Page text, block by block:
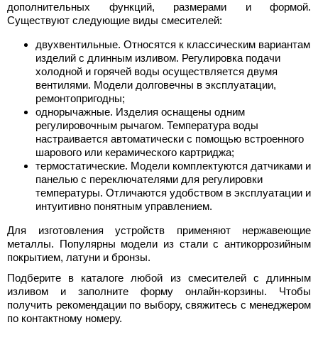
дополнительных функций, размерами и формой.
Существуют следующие виды смесителей:
двухвентильные. Относятся к классическим вариантам
изделий с длинным изливом. Регулировка подачи
холодной и горячей воды осуществляется двумя
вентилями. Модели долговечны в эксплуатации,
ремонтопригодны;
однорычажные. Изделия оснащены одним
регулировочным рычагом. Температура воды
настраивается автоматически с помощью встроенного
шарового или керамического картриджа;
термостатические. Модели комплектуются датчиками и
панелью с переключателями для регулировки
температуры. Отличаются удобством в эксплуатации и
интуитивно понятным управлением.
Для изготовления устройств применяют нержавеющие
металлы. Популярны модели из стали с антикоррозийным
покрытием, латуни и бронзы.
Подберите в каталоге любой из смесителей с длинным
изливом и заполните форму онлайн-корзины. Чтобы
получить рекомендации по выбору, свяжитесь с менеджером
по контактному номеру.